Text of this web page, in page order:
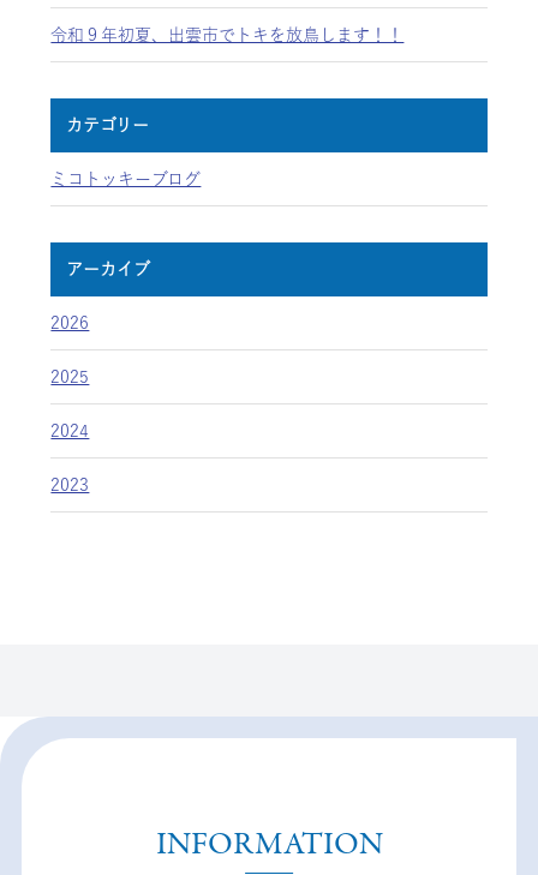
令和９年初夏、出雲市でトキを放鳥します！！
カテゴリー
ミコトッキーブログ
アーカイブ
2026
2025
2024
2023
INFORMATION